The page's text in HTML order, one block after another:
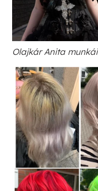
Olajkár Anita munkái